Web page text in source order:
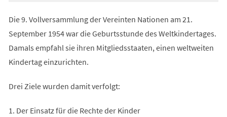
Die 9. Vollversammlung der Vereinten Nationen am 21.
September 1954 war die Geburtsstunde des Weltkindertages.
Damals empfahl sie ihren Mitgliedsstaaten, einen weltweiten
Kindertag einzurichten.
Drei Ziele wurden damit verfolgt:
1. Der Einsatz für die Rechte der Kinder